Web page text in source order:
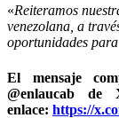
«Reiteramos
venezolana, a
oportunidades
El mensaje
@enlaucab de
enlace: https://